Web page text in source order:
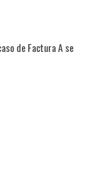
de Factura A se